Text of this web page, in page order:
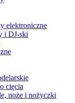
elektroniczne
i DJ-ski
cięcia
noże i nożyczki